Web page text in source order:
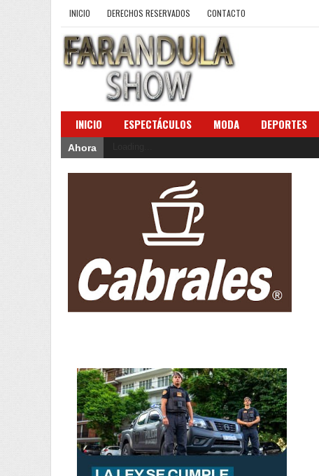
INICIO DERECHOS RESERVADOS CONTACTO
INICIO ESPECTÁCULOS MODA DEPORTES
Ahora